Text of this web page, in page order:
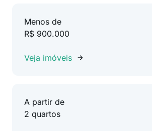
Menos de
R$ 900.000
Veja imóveis
A partir de
2 quartos